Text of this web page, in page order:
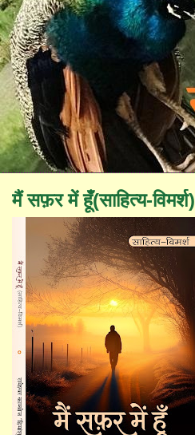
मैं सफ़र में हूँ(साहित्य-विमर्श)